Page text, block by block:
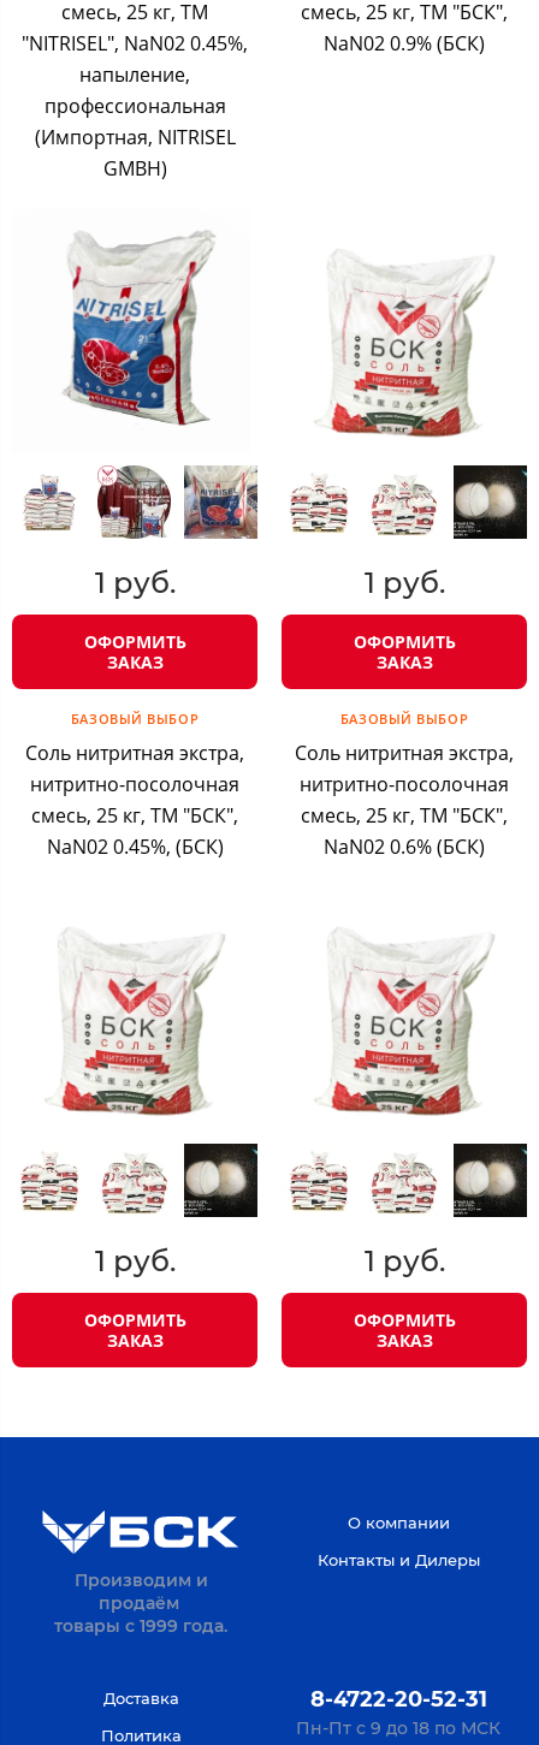
смесь, 25 кг, ТМ
"NITRISEL", NaN02 0.45%,
напыление,
профессиональная
(Импортная, NITRISEL
GMBH)
1 руб.
ОФОРМИТЬ
ЗАКАЗ
смесь, 25 кг, ТМ "БСК",
NaN02 0.9% (БСК)
1 руб.
ОФОРМИТЬ
ЗАКАЗ
БАЗОВЫЙ ВЫБОР
Соль нитритная экстра,
нитритно-посолочная
смесь, 25 кг, ТМ "БСК",
NaN02 0.45%, (БСК)
1 руб.
ОФОРМИТЬ
ЗАКАЗ
БАЗОВЫЙ ВЫБОР
Соль нитритная экстра,
нитритно-посолочная
смесь, 25 кг, ТМ "БСК",
NaN02 0.6% (БСК)
1 руб.
ОФОРМИТЬ
ЗАКАЗ
Производим и
продаём
товары с 1999 года.
О компании
Контакты и Дилеры
Доставка
Политика
8-4722-20-52-31
Пн-Пт с 9 до 18 по МСК